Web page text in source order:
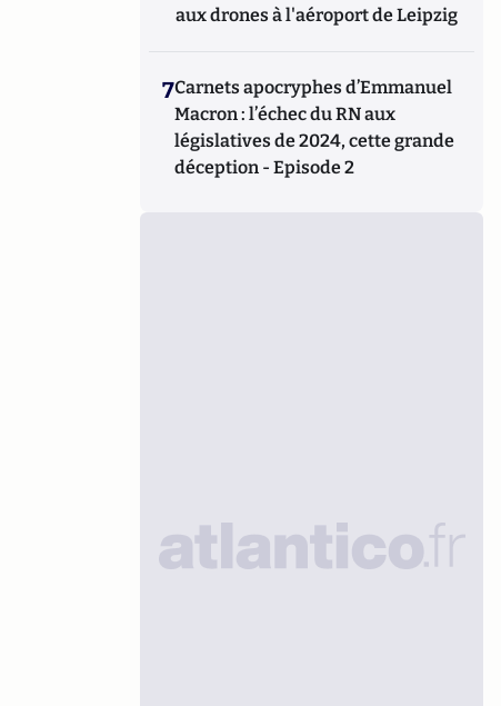
aux drones à l'aéroport de Leipzig
7Carnets apocryphes d’Emmanuel
Macron : l’échec du RN aux
législatives de 2024, cette grande
déception - Episode 2